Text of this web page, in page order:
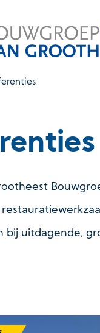
bij uitdagende,